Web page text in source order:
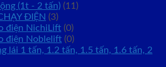
(1t - 2 tấn) (11)
ĐIỆN (3)
điện NichiLift (0)
điện Noblelift (0)
lái 1 tấn, 1.2 tấn, 1.5 tấn, 1.6 tấn, 2